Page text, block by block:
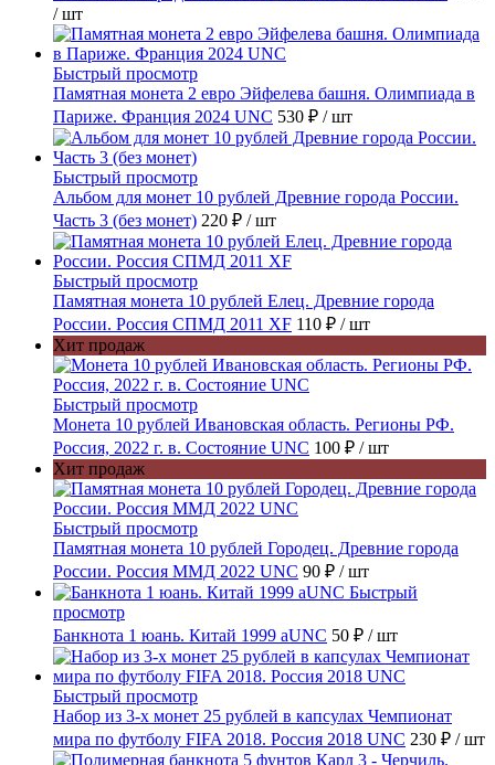
/ шт
Быстрый просмотр
Памятная монета 2 евро Эйфелева башня. Олимпиада в
Париже. Франция 2024 UNC 530 ₽ / шт
Быстрый просмотр
Альбом для монет 10 рублей Древние города России.
Часть 3 (без монет) 220 ₽ / шт
Быстрый просмотр
Памятная монета 10 рублей Елец. Древние города
России. Россия СПМД 2011 XF 110 ₽ / шт
Хит продаж
Быстрый просмотр
Монета 10 рублей Ивановская область. Регионы РФ.
Россия, 2022 г. в. Состояние UNC 100 ₽ / шт
Хит продаж
Быстрый просмотр
Памятная монета 10 рублей Городец. Древние города
России. Россия ММД 2022 UNC 90 ₽ / шт
Быстрый
просмотр
Банкнота 1 юань. Китай 1999 aUNC 50 ₽ / шт
Быстрый просмотр
Набор из 3-х монет 25 рублей в капсулах Чемпионат
мира по футболу FIFA 2018. Россия 2018 UNC 230 ₽ / шт